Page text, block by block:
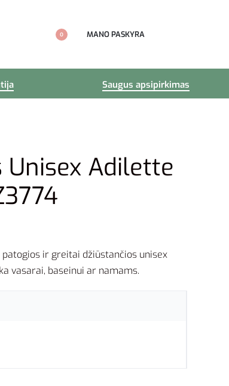
0 MANO PASKYRA
Saugus apsipirkimas
Unisex Adilette
ir greitai džiūstančios unisex
vasarai, baseinui ar namams.